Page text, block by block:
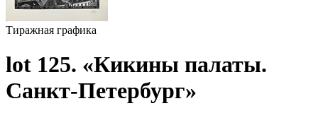
Тиражная графика
lot 125. «Кикины палаты.
Санкт-Петербург»